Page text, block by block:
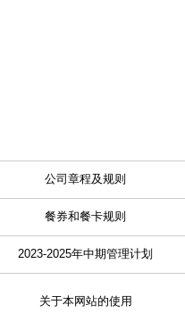
公司章程及规则
餐券和餐卡规则
2023-2025年中期管理计划
关于本网站的使用